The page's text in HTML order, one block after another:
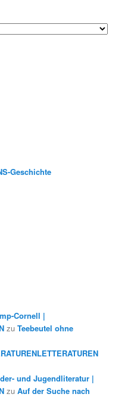
Geschichte
Cornell |
zuTeebeutel ohne
und Jugendliteratur |
zuAuf der Suche nach